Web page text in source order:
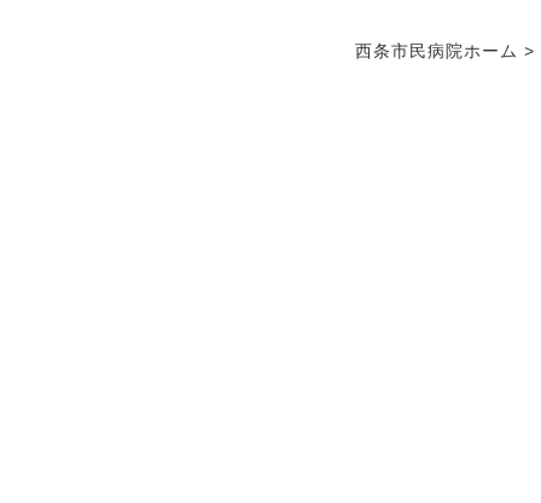
西条市民病院ホーム >